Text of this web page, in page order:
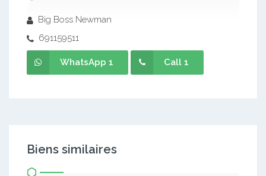
Big Boss Newman
691159511
WhatsApp 1 Call 1
Biens similaires